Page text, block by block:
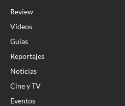
Review
Vídeos
Guías
Reportajes
Noticias
Cine y TV
Eventos